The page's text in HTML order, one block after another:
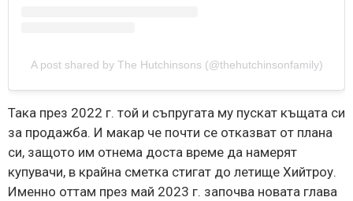
A post shared by The Hutchinsons (@thehutchinsonfamily)
Така през 2022 г. той и съпругата му пускат къщата си
за продажба. И макар че почти се отказват от плана
си, защото им отнема доста време да намерят
купувачи, в крайна сметка стигат до летище Хийтроу.
Именно оттам през май 2023 г. започва новата глава